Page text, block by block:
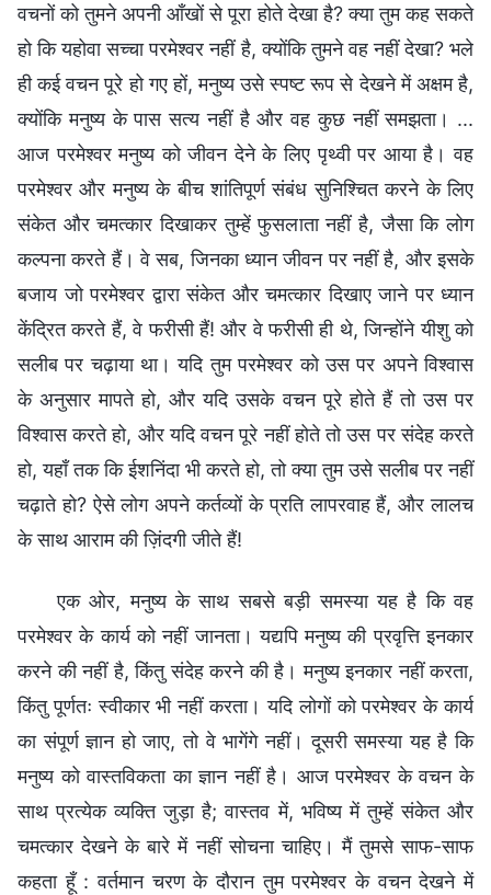
वचनों को तुमने अपनी आँखों से पूरा होते देखा है? क्या तुम कह सकते
हो कि यहोवा सच्चा परमेश्वर नहीं है, क्योंकि तुमने वह नहीं देखा? भले
ही कई वचन पूरे हो गए हों, मनुष्य उसे स्पष्ट रूप से देखने में अक्षम है,
क्योंकि मनुष्य के पास सत्य नहीं है और वह कुछ नहीं समझता। ...
आज परमेश्वर मनुष्य को जीवन देने के लिए पृथ्वी पर आया है। वह
परमेश्वर और मनुष्य के बीच शांतिपूर्ण संबंध सुनिश्चित करने के लिए
संकेत और चमत्कार दिखाकर तुम्हें फुसलाता नहीं है, जैसा कि लोग
कल्पना करते हैं। वे सब, जिनका ध्यान जीवन पर नहीं है, और इसके
बजाय जो परमेश्वर द्वारा संकेत और चमत्कार दिखाए जाने पर ध्यान
केंद्रित करते हैं, वे फरीसी हैं! और वे फरीसी ही थे, जिन्होंने यीशु को
सलीब पर चढ़ाया था। यदि तुम परमेश्वर को उस पर अपने विश्वास
के अनुसार मापते हो, और यदि उसके वचन पूरे होते हैं तो उस पर
विश्वास करते हो, और यदि वचन पूरे नहीं होते तो उस पर संदेह करते
हो, यहाँ तक कि ईशनिंदा भी करते हो, तो क्या तुम उसे सलीब पर नहीं
चढ़ाते हो? ऐसे लोग अपने कर्तव्यों के प्रति लापरवाह हैं, और लालच
के साथ आराम की ज़िंदगी जीते हैं!
एक ओर, मनुष्य के साथ सबसे बड़ी समस्या यह है कि वह
परमेश्वर के कार्य को नहीं जानता। यद्यपि मनुष्य की प्रवृत्ति इनकार
करने की नहीं है, किंतु संदेह करने की है। मनुष्य इनकार नहीं करता,
किंतु पूर्णतः स्वीकार भी नहीं करता। यदि लोगों को परमेश्वर के कार्य
का संपूर्ण ज्ञान हो जाए, तो वे भागेंगे नहीं। दूसरी समस्या यह है कि
मनुष्य को वास्तविकता का ज्ञान नहीं है। आज परमेश्वर के वचन के
साथ प्रत्येक व्यक्ति जुड़ा है; वास्तव में, भविष्य में तुम्हें संकेत और
चमत्कार देखने के बारे में नहीं सोचना चाहिए। मैं तुमसे साफ-साफ
कहता हूँ : वर्तमान चरण के दौरान तुम परमेश्वर के वचन देखने में